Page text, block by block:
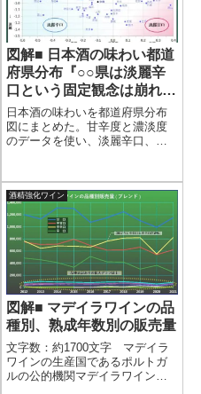
図解■ 日本酒の味わい都道
府県分布『○○県は淡麗辛
口という固定観念は崩れ去
るかも』
日本酒の味わいを都道府県分布
図にまとめた。甘辛度と濃淡度
のデータを使い、淡麗辛口、淡
と比較してデータがどのように
変化したかもわかるようグラフ
を作成した。さらに日本地図に
色分けマッピングすることで、
一目で地域の味わいがわかる。
酒精強化ワイン
図解■ マデイラワインの品
種別、熟成年数別の販売量
文字数：約1700文字 マデイラ
ワインの生産国であるポルトガ
ルの公的機関マデイラワイン協